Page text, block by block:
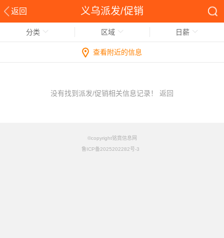
返回 义乌派发/促销
分类 区域 日薪
查看附近的信息
没有找到派发/促销相关信息记录！ 返回
©copyright铭竟信息网
鲁ICP备2025202282号-3